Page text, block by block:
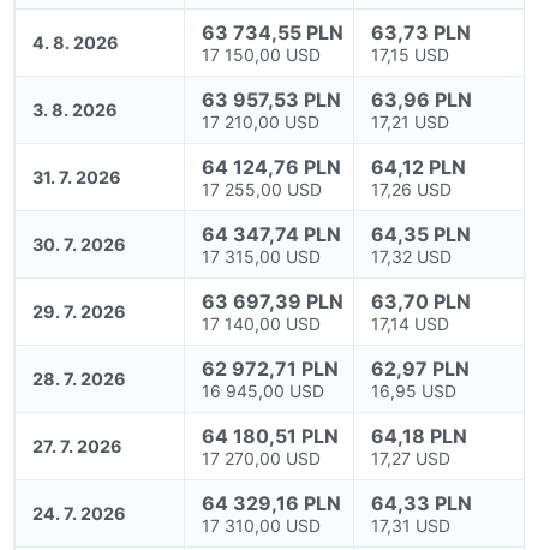
4. 8. 2026 63 734,55 PLN
17 150,00 USD
63,73 PLN
17,15 USD
3. 8. 2026 63 957,53 PLN
17 210,00 USD
63,96 PLN
17,21 USD
31. 7. 2026 64 124,76 PLN
17 255,00 USD
64,12 PLN
17,26 USD
30. 7. 2026 64 347,74 PLN
17 315,00 USD
64,35 PLN
17,32 USD
29. 7. 2026 63 697,39 PLN
17 140,00 USD
63,70 PLN
17,14 USD
28. 7. 2026 62 972,71 PLN
16 945,00 USD
62,97 PLN
16,95 USD
27. 7. 2026 64 180,51 PLN
17 270,00 USD
64,18 PLN
17,27 USD
24. 7. 2026 64 329,16 PLN
17 310,00 USD
64,33 PLN
17,31 USD